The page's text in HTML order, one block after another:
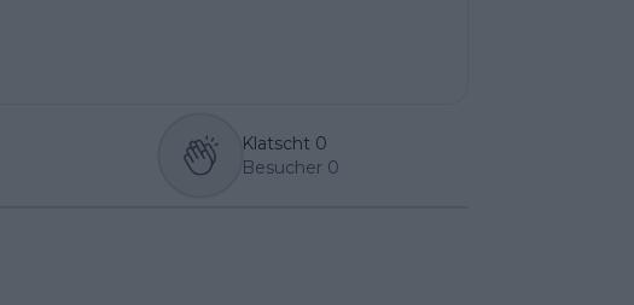
Klatscht 0
Besucher 0